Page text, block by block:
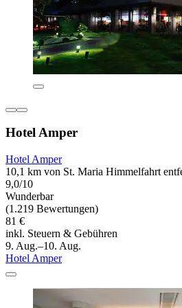
Hotel Amper
Hotel Amper
10,1 km von St. Maria Himmelfahrt
9,0/10
Wunderbar
(1.219 Bewertungen)
81 €
inkl. Steuern & Gebühren
9. Aug.–10. Aug.
Hotel Amper